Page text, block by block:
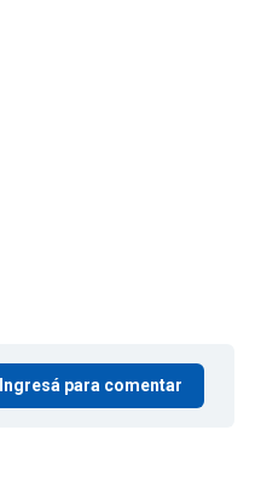
Ingresá para comentar